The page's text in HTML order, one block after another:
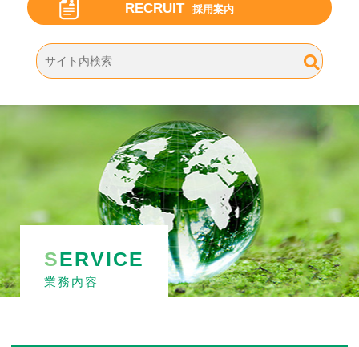
RECRUIT 採用案内
SERVICE
業務内容